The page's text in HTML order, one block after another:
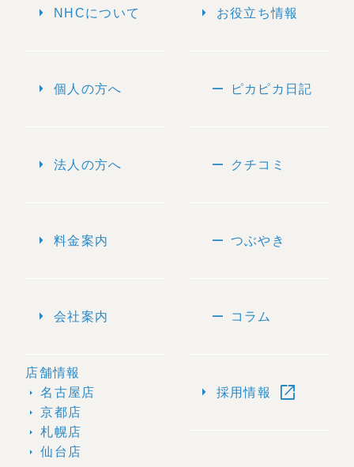
arrow_right NHCについて
arrow_right 個人の方へ
arrow_right 法人の方へ
arrow_right 料金案内
arrow_right 会社案内
店舗情報
arrow_right 名古屋店
arrow_right 京都店
arrow_right 札幌店
arrow_right 仙台店
arrow_right お役立ち情報
remove ピカピカ日記
remove クチコミ
remove つぶやき
remove コラム
arrow_right 採用情報 open_in_new